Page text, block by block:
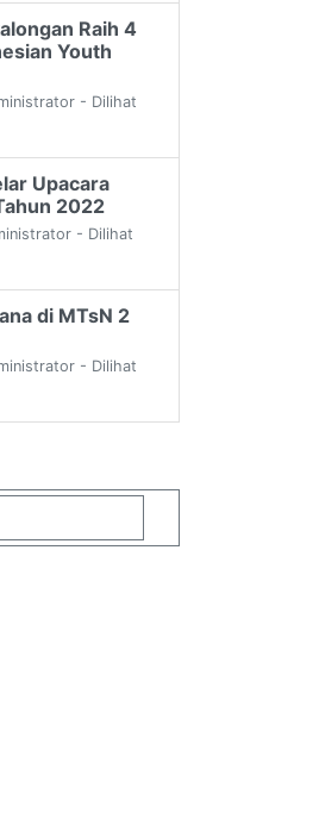
Raih 4
Youth
- Dilihat
Upacara
2022
- Dilihat
di MTsN 2
- Dilihat